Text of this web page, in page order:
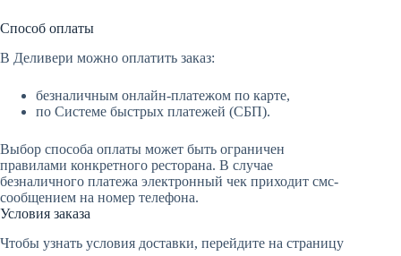
Способ оплаты
В Деливери можно оплатить заказ:
безналичным онлайн-платежом по карте,
по Системе быстрых платежей (СБП).
Выбор способа оплаты может быть ограничен
правилами конкретного ресторана. В случае
безналичного платежа электронный чек приходит смс-
сообщением на номер телефона.
Условия заказа
Чтобы узнать условия доставки, перейдите на страницу